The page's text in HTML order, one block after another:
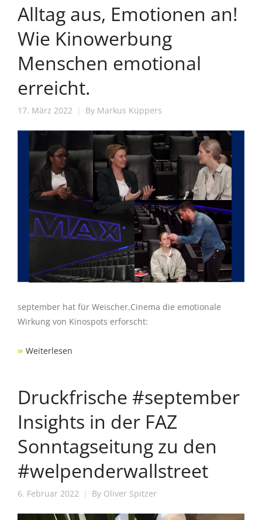
Alltag aus, Emotionen an!
Wie Kinowerbung
Menschen emotional
erreicht.
17. März 2022 By Markus Küppers
september hat für Weischer.Cinema die emotionale
Wirkung von Kinospots erforscht:
» Weiterlesen
Druckfrische #september
Insights in der FAZ
Sonntagseitung zu den
#welpenderwallstreet
6. Februar 2022 By Oliver Spitzer